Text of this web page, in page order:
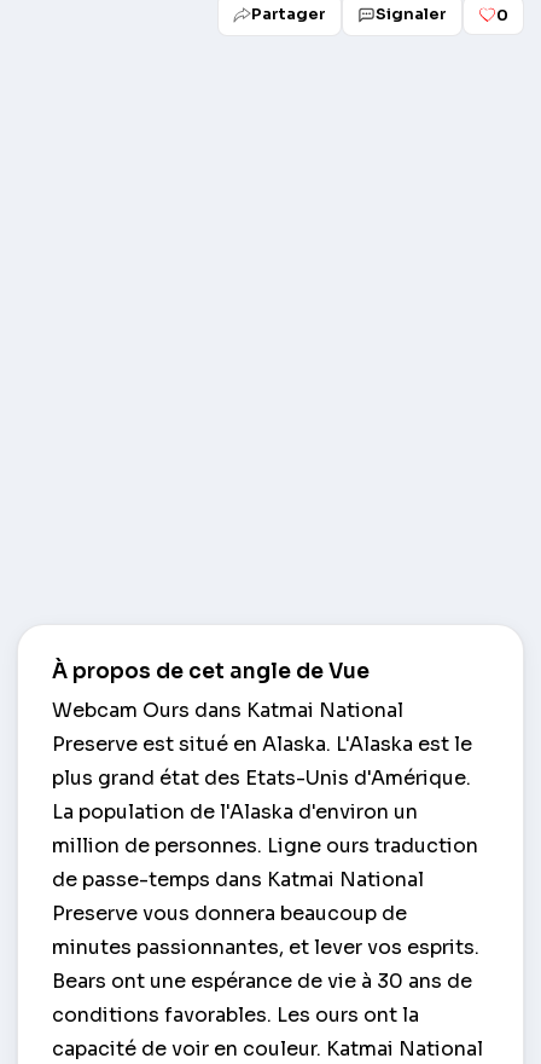
Partager Signaler 0
À propos de cet angle de Vue
Webcam Ours dans Katmai National
Preserve est situé en Alaska. L'Alaska est le
plus grand état des Etats-Unis d'Amérique.
La population de l'Alaska d'environ un
million de personnes. Ligne ours traduction
de passe-temps dans Katmai National
Preserve vous donnera beaucoup de
minutes passionnantes, et lever vos esprits.
Bears ont une espérance de vie à 30 ans de
conditions favorables. Les ours ont la
capacité de voir en couleur. Katmai National